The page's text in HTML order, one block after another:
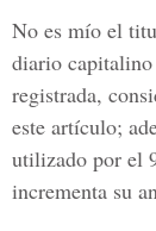
No es mío el
diario
registrada,
este artículo;
utilizado por el
incrementa su